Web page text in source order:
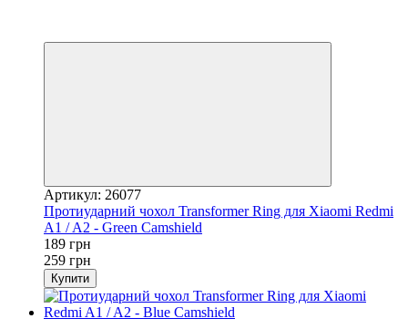
Артикул: 26077
Протиударний чохол Transformer Ring для Xiaomi Redmi
A1 / A2 - Green Camshield
189 грн
259 грн
Купити